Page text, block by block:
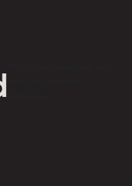
liefhebbers.